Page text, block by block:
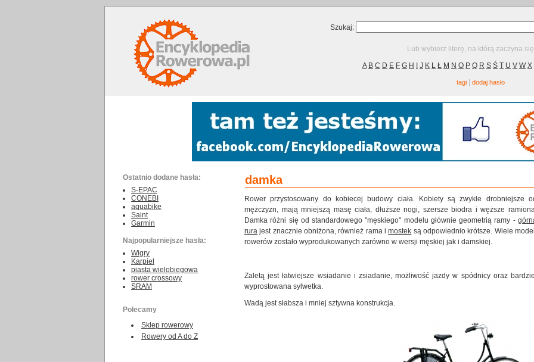
Szukaj:
Lub wybierz literę, na którą zaczyna się
A B C D E F G H J K L Ł M N O P Q R S Ś T U V W X
tagi| dodaj hasło
Ostatnio dodane hasła:
S-EPAC
CONEBI
aquabike
Saint
Garmin
Najpopularniejsze hasła:
Wigry
Karpiel
piasta wielobiegowa
rower crossowy
SRAM
Polecamy
Sklep rowerowy
Rowery od A do Z
damka
Rower przystosowany do kobiecej budowy ciała. Kobiety są zwykle drobniejsze
mężczyzn, mają mniejszą masę ciała, dłuższe nogi, szersze biodra i węższe
Damka różni się od standardowego "męskiego" modelu głównie geometrią ramy -
rura jest znacznie obniżona, również rama imostek są odpowiednio krótsze. Wiele
rowerów zostało wyprodukowanych zarówno w wersji męskiej jak i damskiej.
Zaletą jest łatwiejsze wsiadanie i zsiadanie, możliwość jazdy w spódnicy oraz
wyprostowana sylwetka.
Wadą jest słabsza i mniej sztywna konstrukcja.